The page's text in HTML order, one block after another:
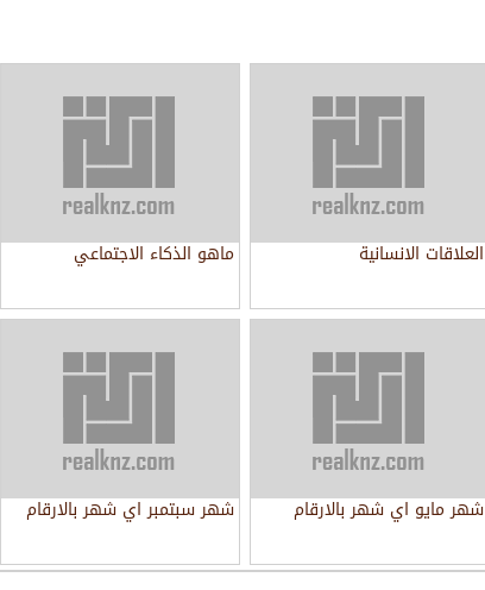
العلاقات الانسانية ماهو الذكاء الاجتماعي
شهر مايو اي شهر بالارقام شهر سبتمبر اي شهر بالارقام